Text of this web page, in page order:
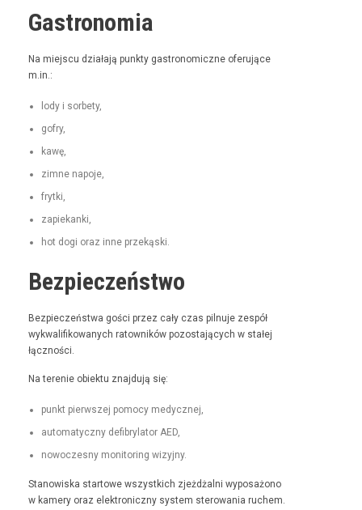
Gastronomia
Na miejs­cu dzi­ała­ją punk­ty gas­tro­nom­iczne ofer­u­jące
m.in.:
lody i sorbety,
gofry,
kawę,
zimne napo­je,
fry­t­ki,
zapiekan­ki,
hot dogi oraz inne przekąski.
Bezpieczeństwo
Bez­pieczeńst­wa goś­ci przez cały czas pil­nu­je zespół
wyk­wal­i­fikowanych ratown­ików pozosta­ją­cych w stałej
łączności.
Na tere­nie obiek­tu zna­j­du­ją się:
punkt pier­wszej pomo­cy medycznej,
automaty­czny defi­bry­la­tor AED,
nowoczes­ny mon­i­tor­ing wizyjny.
Stanowiska star­towe wszys­t­kich zjeżdżal­ni wyposażono
w kamery oraz elek­tron­iczny sys­tem sterowa­nia ruchem.